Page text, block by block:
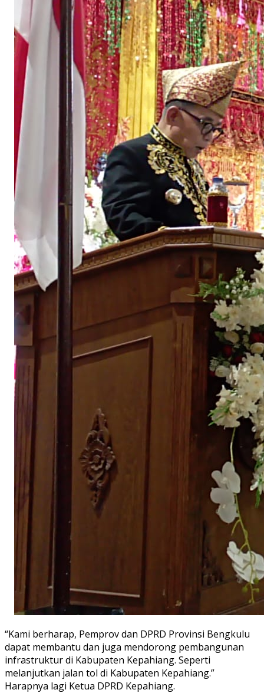
“Kami berharap, Pemprov dan DPRD Provinsi Bengkulu
dapat membantu dan juga mendorong pembangunan
infrastruktur di Kabupaten Kepahiang. Seperti
melanjutkan jalan tol di Kabupaten Kepahiang.”
Harapnya lagi Ketua DPRD Kepahiang.